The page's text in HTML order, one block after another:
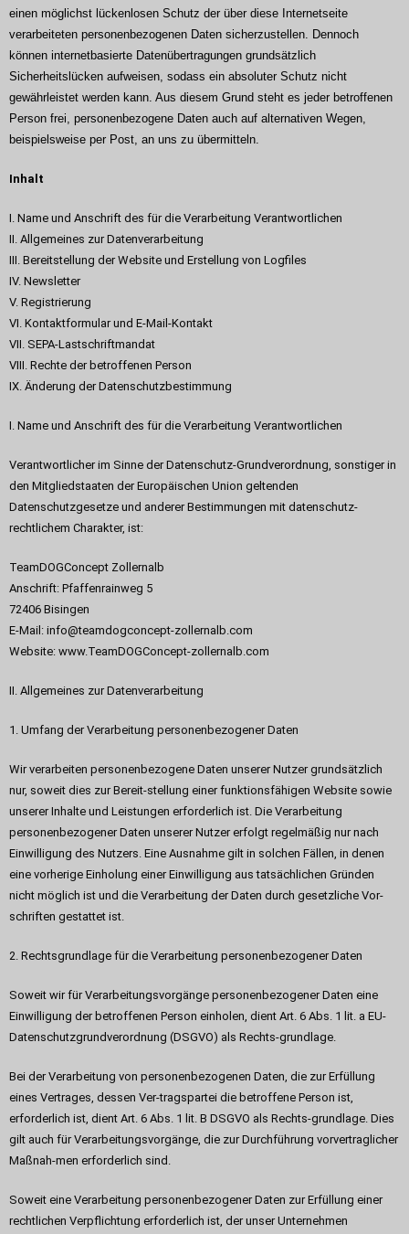
einen möglichst lückenlosen Schutz der über diese Internetseite
verarbeiteten personenbezogenen Daten sicherzustellen. Dennoch
können internetbasierte Datenübertragungen grundsätzlich
Sicherheitslücken aufweisen, sodass ein absoluter Schutz nicht
gewährleistet werden kann. Aus diesem Grund steht es jeder betroffenen
Person frei, personenbezogene Daten auch auf alternativen Wegen,
beispielsweise per Post, an uns zu übermitteln.
Inhalt
I. Name und Anschrift des für die Verarbeitung Verantwortlichen
II. Allgemeines zur Datenverarbeitung
III. Bereitstellung der Website und Erstellung von Logfiles
IV. Newsletter
V. Registrierung
VI. Kontaktformular und E-Mail-Kontakt
VII. SEPA-Lastschriftmandat
VIII. Rechte der betroffenen Person
IX. Änderung der Datenschutzbestimmung
I. Name und Anschrift des für die Verarbeitung Verantwortlichen
Verantwortlicher im Sinne der Datenschutz-Grundverordnung, sonstiger in
den Mitgliedstaaten der Europäischen Union geltenden
Datenschutzgesetze und anderer Bestimmungen mit datenschutz-
rechtlichem Charakter, ist:
TeamDOGConcept Zollernalb
Anschrift: Pfaffenrainweg 5
72406 Bisingen
E-Mail: info@teamdogconcept-zollernalb.com
Website: www.TeamDOGConcept-zollernalb.com
II. Allgemeines zur Datenverarbeitung
1. Umfang der Verarbeitung personenbezogener Daten
Wir verarbeiten personenbezogene Daten unserer Nutzer grundsätzlich
nur, soweit dies zur Bereit-stellung einer funktionsfähigen Website sowie
unserer Inhalte und Leistungen erforderlich ist. Die Verarbeitung
personenbezogener Daten unserer Nutzer erfolgt regelmäßig nur nach
Einwilligung des Nutzers. Eine Ausnahme gilt in solchen Fällen, in denen
eine vorherige Einholung einer Einwilligung aus tatsächlichen Gründen
nicht möglich ist und die Verarbeitung der Daten durch gesetzliche Vor-
schriften gestattet ist.
2. Rechtsgrundlage für die Verarbeitung personenbezogener Daten
Soweit wir für Verarbeitungsvorgänge personenbezogener Daten eine
Einwilligung der betroffenen Person einholen, dient Art. 6 Abs. 1 lit. a EU-
Datenschutzgrundverordnung (DSGVO) als Rechts-grundlage.
Bei der Verarbeitung von personenbezogenen Daten, die zur Erfüllung
eines Vertrages, dessen Ver-tragspartei die betroffene Person ist,
erforderlich ist, dient Art. 6 Abs. 1 lit. B DSGVO als Rechts-grundlage. Dies
gilt auch für Verarbeitungsvorgänge, die zur Durchführung vorvertraglicher
Maßnah-men erforderlich sind.
Soweit eine Verarbeitung personenbezogener Daten zur Erfüllung einer
rechtlichen Verpflichtung erforderlich ist, der unser Unternehmen